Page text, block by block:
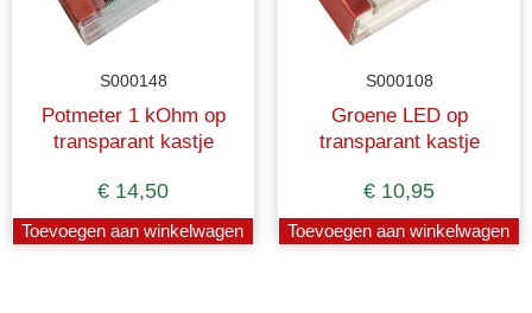
S000148
Potmeter 1 kOhm op
transparant kastje
€ 14,50
Toevoegen aan winkelwagen
S000108
Groene LED op
transparant kastje
€ 10,95
Toevoegen aan winkelwagen